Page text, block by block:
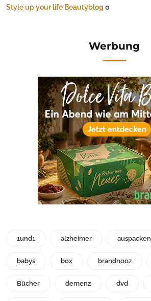
Style up your life Beautyblog 0
Werbung
1und1 alzheimer auspacken
babys box brandnooz
Bücher demenz dvd